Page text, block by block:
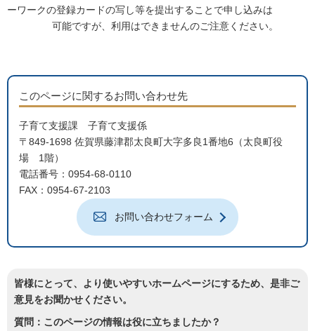
ーワークの登録カードの写し等を提出することで申し込みは
可能ですが、利用はできませんのご注意ください。
このページに関するお問い合わせ先
子育て支援課 子育て支援係
〒849-1698 佐賀県藤津郡太良町大字多良1番地6（太良町役
場 1階）
電話番号：0954-68-0110
FAX：0954-67-2103
お問い合わせフォーム
皆様にとって、より使いやすいホームページにするため、是非ご
意見をお聞かせください。
質問：このページの情報は役に立ちましたか？